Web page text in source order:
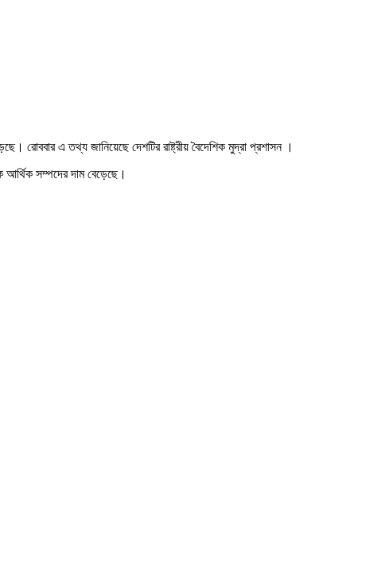
রোববার এ তথ্য জানিয়েছে দেশটির রাষ্ট্রীয় বৈদেশিক মুদ্রা প্রশাসন ।
আর্থিক সম্পদের দাম বেড়েছে।